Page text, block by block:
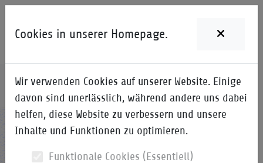
Home i-Qpedia Detail zum Begriff
BBS
Cookies in unserer Homepage.
Wir verwenden Cookies auf unserer Website. Einige
davon sind unerlässlich, während andere uns dabei
helfen, diese Website zu verbessern und unsere
Inhalte und Funktionen zu optimieren.
Funktionale Cookies (Essentiell)